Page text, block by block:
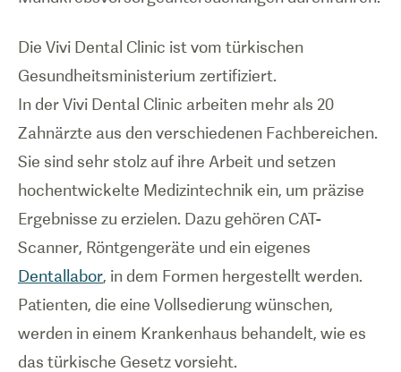
Die Vivi Dental Clinic ist vom türkischen
Gesundheitsministerium zertifiziert.
In der Vivi Dental Clinic arbeiten mehr als 20
Zahnärzte aus den verschiedenen Fachbereichen.
Sie sind sehr stolz auf ihre Arbeit und setzen
hochentwickelte Medizintechnik ein, um präzise
Ergebnisse zu erzielen. Dazu gehören CAT-
Scanner, Röntgengeräte und ein eigenes
Dentallabor, in dem Formen hergestellt werden.
Patienten, die eine Vollsedierung wünschen,
werden in einem Krankenhaus behandelt, wie es
das türkische Gesetz vorsieht.